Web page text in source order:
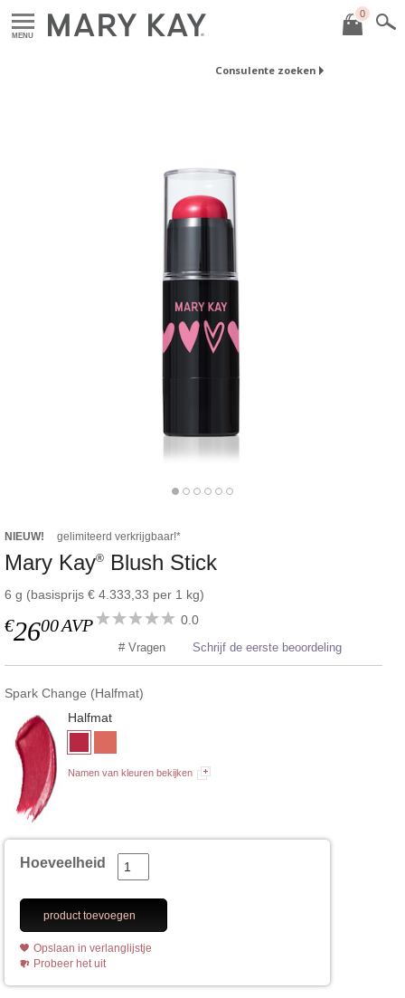
MENU
0
Consulente zoeken
NIEUW! gelimiteerd verkrijgbaar!*
Mary Kay® Blush Stick
6 g (basisprijs € 4.333,33 per 1 kg)
€2600AVP 0.0
# Vragen Schrijf de eerste beoordeling
Spark Change (Halfmat)
Halfmat
Namen van kleuren bekijken
Hoeveelheid
product toevoegen
Opslaan in verlanglijstje
Probeer het uit